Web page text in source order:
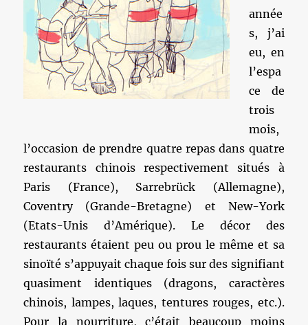
année
s, j’ai
eu, en
l’espa
ce de
trois
mois,
l’occasion de prendre quatre repas dans quatre
restaurants chinois respectivement situés à
Paris (France), Sarrebrück (Allemagne),
Coventry (Grande-Bretagne) et New-York
(Etats-Unis d’Amérique). Le décor des
restaurants étaient peu ou prou le même et sa
sinoïté s’appuyait chaque fois sur des signifiant
quasiment identiques (dragons, caractères
chinois, lampes, laques, tentures rouges, etc.).
Pour la nourriture, c’était beaucoup moins